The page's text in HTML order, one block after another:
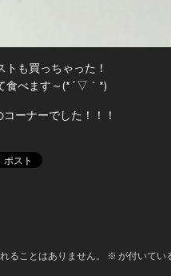
も買っちゃった！
食べます～(*´▽｀*)
ーナーでした！！！
ることはありません。 ※ が付いてい